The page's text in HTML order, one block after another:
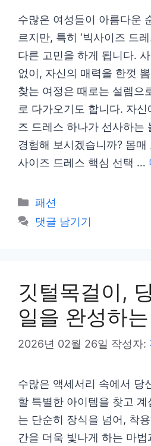
수많은 여성들이 아름다운
르지만, 특히 ‘빅사이즈 드
다른 고민을 하게 됩니다.
없이, 자신의 매력을 한껏
찾는 여정은 때로는 설렘으
로 다가오기도 합니다. 자
즈 드레스 하나가 선사하는
경험해 보시겠습니까? 몸매
사이즈 드레스 핵심 선택 …
카
테
패션
댓글 남기기
깃털목걸이,
일을 완성하
2026년 02월 26일 작성자:
수많은 액세서리 속에서 당
할 특별한 아이템을 찾고 계
는 단순히 장식을 넘어, 착
간을 더욱 빛나게 하는 마